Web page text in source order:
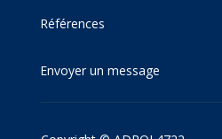
Références
Envoyer un message